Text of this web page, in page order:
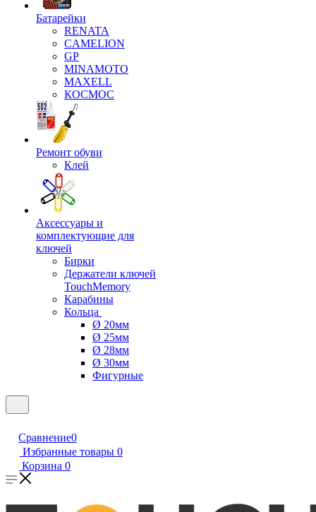
Батарейки
RENATA
CAMELION
GP
MINAMOTO
MAXELL
КОСМОС
Ремонт обуви
Клей
Аксессуары и
комплектующие для
ключей
Бирки
Держатели ключей
TouchMemory
Карабины
Кольца
Ø 20мм
Ø 25мм
Ø 28мм
Ø 30мм
Фигурные
Сравнение0
Избранные товары 0
Корзина 0